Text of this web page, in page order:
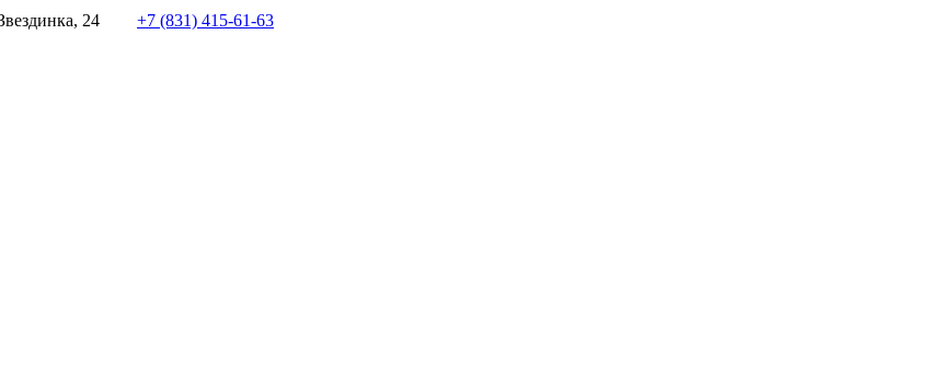
24 +7 (831) 415-61-63